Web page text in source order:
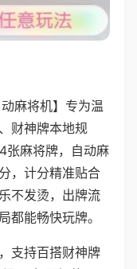
动麻将机】专为温
财神牌本地规
张麻将牌，自动麻
，计分精准贴合
不发烫，出牌流
都能畅快玩牌。
支持百搭财神牌